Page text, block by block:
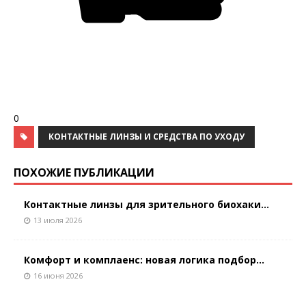
0
КОНТАКТНЫЕ ЛИНЗЫ И СРЕДСТВА ПО УХОДУ
ПОХОЖИЕ ПУБЛИКАЦИИ
Контактные линзы для зрительного биохаки...
13 июля 2026
Комфорт и комплаенс: новая логика подбор...
16 июня 2026